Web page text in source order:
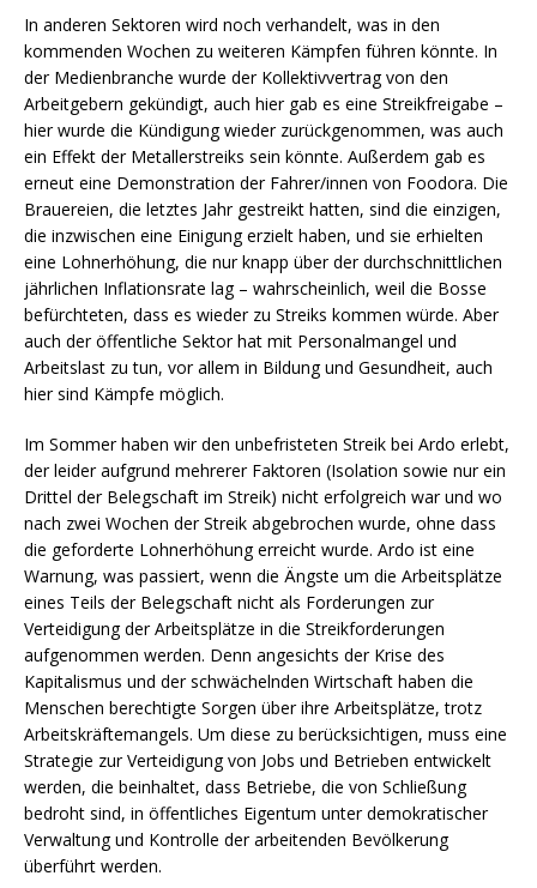
In anderen Sektoren wird noch verhandelt, was in den
kommenden Wochen zu weiteren Kämpfen führen könnte. In
der Medienbranche wurde der Kollektivvertrag von den
Arbeitgebern gekündigt, auch hier gab es eine Streikfreigabe –
hier wurde die Kündigung wieder zurückgenommen, was auch
ein Effekt der Metallerstreiks sein könnte. Außerdem gab es
erneut eine Demonstration der Fahrer/innen von Foodora. Die
Brauereien, die letztes Jahr gestreikt hatten, sind die einzigen,
die inzwischen eine Einigung erzielt haben, und sie erhielten
eine Lohnerhöhung, die nur knapp über der durchschnittlichen
jährlichen Inflationsrate lag – wahrscheinlich, weil die Bosse
befürchteten, dass es wieder zu Streiks kommen würde. Aber
auch der öffentliche Sektor hat mit Personalmangel und
Arbeitslast zu tun, vor allem in Bildung und Gesundheit, auch
hier sind Kämpfe möglich.
Im Sommer haben wir den unbefristeten Streik bei Ardo erlebt,
der leider aufgrund mehrerer Faktoren (Isolation sowie nur ein
Drittel der Belegschaft im Streik) nicht erfolgreich war und wo
nach zwei Wochen der Streik abgebrochen wurde, ohne dass
die geforderte Lohnerhöhung erreicht wurde. Ardo ist eine
Warnung, was passiert, wenn die Ängste um die Arbeitsplätze
eines Teils der Belegschaft nicht als Forderungen zur
Verteidigung der Arbeitsplätze in die Streikforderungen
aufgenommen werden. Denn angesichts der Krise des
Kapitalismus und der schwächelnden Wirtschaft haben die
Menschen berechtigte Sorgen über ihre Arbeitsplätze, trotz
Arbeitskräftemangels. Um diese zu berücksichtigen, muss eine
Strategie zur Verteidigung von Jobs und Betrieben entwickelt
werden, die beinhaltet, dass Betriebe, die von Schließung
bedroht sind, in öffentliches Eigentum unter demokratischer
Verwaltung und Kontrolle der arbeitenden Bevölkerung
überführt werden.